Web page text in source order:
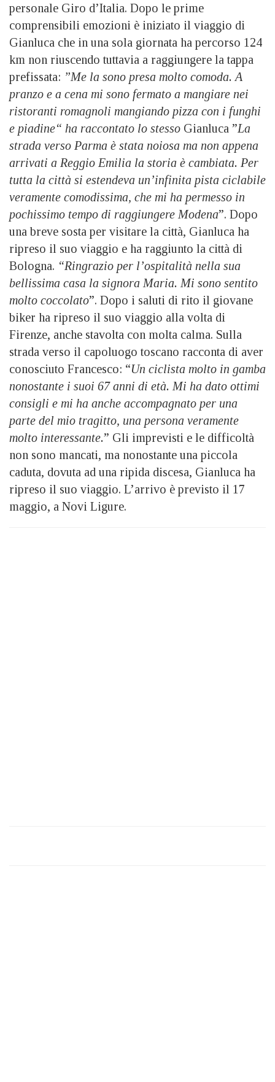
personale Giro d’Italia. Dopo le prime
comprensibili emozioni è iniziato il viaggio di
Gianluca che in una sola giornata ha percorso 124
km non riuscendo tuttavia a raggiungere la tappa
prefissata: ”Me la sono presa molto comoda. A
pranzo e a cena mi sono fermato a mangiare nei
ristoranti romagnoli mangiando pizza con i funghi
e piadine“ ha raccontato lo stesso Gianluca ”La
strada verso Parma è stata noiosa ma non appena
arrivati a Reggio Emilia la storia è cambiata. Per
tutta la città si estendeva un’infinita pista ciclabile
veramente comodissima, che mi ha permesso in
pochissimo tempo di raggiungere Modena”. Dopo
una breve sosta per visitare la città, Gianluca ha
ripreso il suo viaggio e ha raggiunto la città di
Bologna. “Ringrazio per l’ospitalità nella sua
bellissima casa la signora Maria. Mi sono sentito
molto coccolato”. Dopo i saluti di rito il giovane
biker ha ripreso il suo viaggio alla volta di
Firenze, anche stavolta con molta calma. Sulla
strada verso il capoluogo toscano racconta di aver
conosciuto Francesco: “Un ciclista molto in gamba
nonostante i suoi 67 anni di età. Mi ha dato ottimi
consigli e mi ha anche accompagnato per una
parte del mio tragitto, una persona veramente
molto interessante.” Gli imprevisti e le difficoltà
non sono mancati, ma nonostante una piccola
caduta, dovuta ad una ripida discesa, Gianluca ha
ripreso il suo viaggio. L’arrivo è previsto il 17
maggio, a Novi Ligure.